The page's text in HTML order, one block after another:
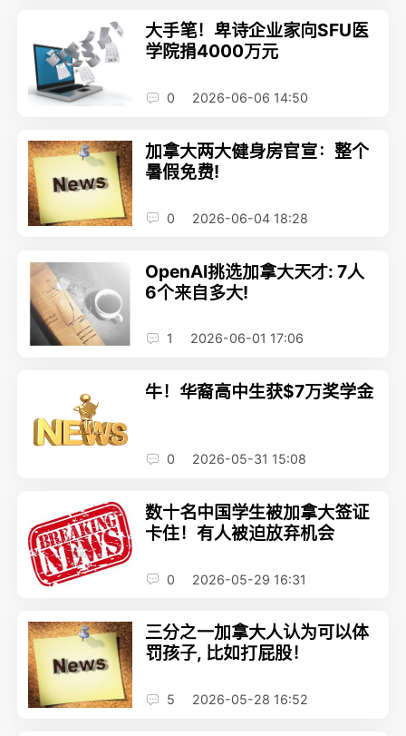
大手笔！卑诗企业家向SFU医
学院捐4000万元
0 2026-06-06 14:50
加拿大两大健身房官宣：整个
暑假免费!
0 2026-06-04 18:28
OpenAI挑选加拿大天才: 7人
6个来自多大!
1 2026-06-01 17:06
牛！华裔高中生获$7万奖学金
0 2026-05-31 15:08
数十名中国学生被加拿大签证
卡住！有人被迫放弃机会
0 2026-05-29 16:31
三分之一加拿大人认为可以体
罚孩子, 比如打屁股！
5 2026-05-28 16:52